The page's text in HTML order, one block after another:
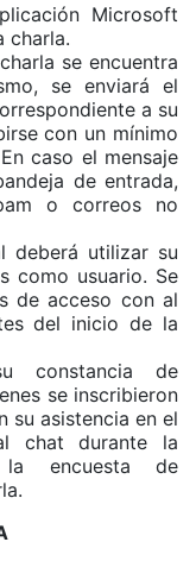
Microsoft
charla.
se encuentra
se enviará el
a su
con un mínimo
caso el mensaje
de entrada,
o correos no
deberá utilizar su
como usuario. Se
de acceso con al
del inicio de la
constancia de
se inscribieron
su asistencia en el
chat durante la
la encuesta de